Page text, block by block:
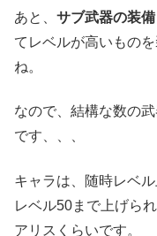
あと、 サブ武器の装
てレベルが高いもの
ね。
なので、結構な数の
です、、、
キャラは、随時レベル
レベル50まで上げら
アリスくらいです。